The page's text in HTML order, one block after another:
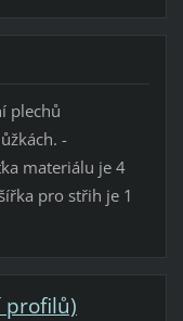
plechů
-
materiálu je 4
pro střih je 1
profilů)